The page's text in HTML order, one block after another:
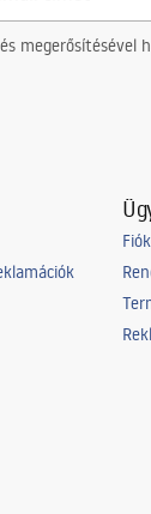
megerősítésével